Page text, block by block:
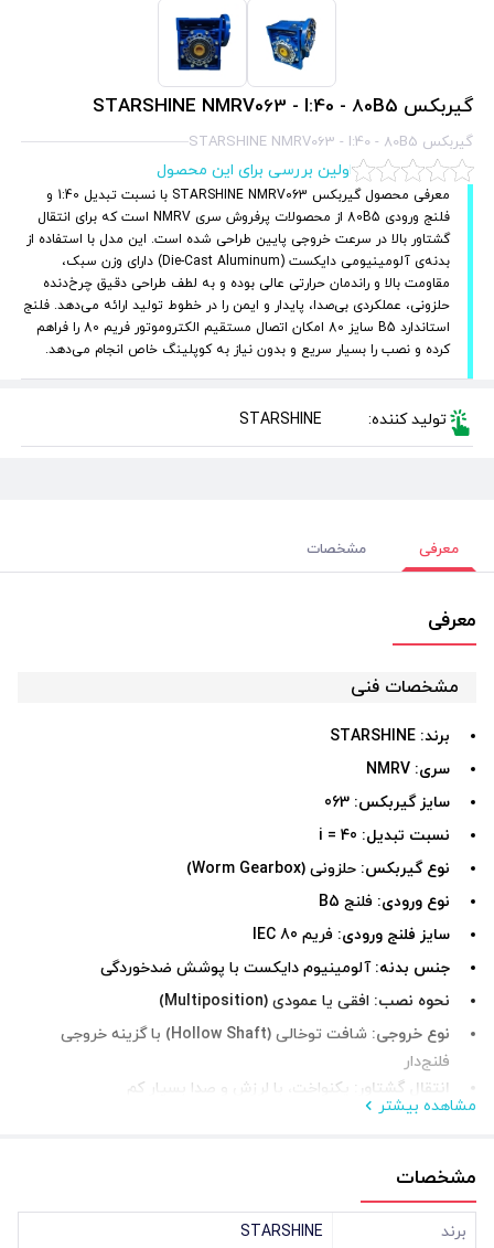
گیربکس STARSHINE NMRV063 - I:40 - 80B5
گیربکس STARSHINE NMRV063 - I:40 - 80B5
اولین بررسی برای این محصول
معرفی محصول گیربکس STARSHINE NMRV063 با نسبت تبدیل 1:40 و
فلنج ورودی 80B5 از محصولات پرفروش سری NMRV است که برای انتقال
گشتاور بالا در سرعت خروجی پایین طراحی شده است. این مدل با استفاده از
بدنه‌ی آلومینیومی دایکست (Die-Cast Aluminum) دارای وزن سبک،
مقاومت بالا و راندمان حرارتی عالی بوده و به لطف طراحی دقیق چرخ‌دنده
حلزونی، عملکردی بی‌صدا، پایدار و ایمن را در خطوط تولید ارائه می‌دهد. فلنج
استاندارد B5 سایز 80 امکان اتصال مستقیم الکتروموتور فریم 80 را فراهم
کرده و نصب را بسیار سریع و بدون نیاز به کوپلینگ خاص انجام می‌دهد.
تولید کننده: STARSHINE
معرفی مشخصات
معرفی
مشخصات فنی
برند:
سری:
سایز گیربکس:
نسبت تبدیل:
نوع گیربکس: حلزونی (Worm Gearbox)
نوع ورودی: فلنج B5
سایز فلنج ورودی: فریم 80 IEC
جنس بدنه: آلومینیوم دایکست با پوشش ضدخوردگی
نحوه نصب: افقی یا عمودی (Multiposition)
نوع خروجی:
شافت توخالی (Hollow Shaft) با گزینه خروجی
فلنج‌دار
انتقال گشتاور: یکنواخت، با لرزش و صدا بسیار کم
گشتاور خروجی بالا
کاهش دور مؤثر (1:40)
با راندمان مناسب
مشاهده بیشتر
مشخصات
برند
STARSHINE